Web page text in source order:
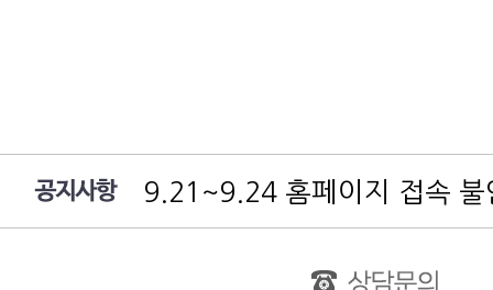
9.21~9.24 홈페이지 접속 불
여름 휴가 배송 지연 안내